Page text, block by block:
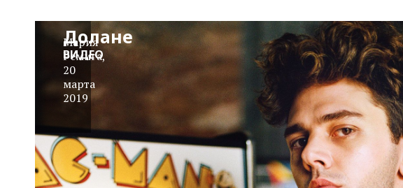
Долане
Мария
Ремига,
20
марта
2019
ВИДЕО